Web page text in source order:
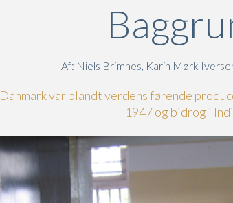
Af: Niels Brimnes, Karin Mørk
Danmark var blandt verdens førende
1947 og bidrog i